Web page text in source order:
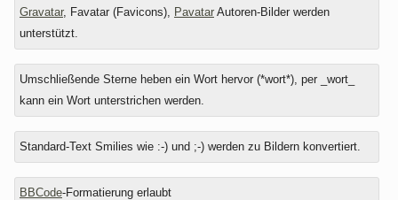
Gravatar, Favatar (Favicons), PavatarAutoren-Bilder werden
unterstützt.
Umschließende Sterne heben ein Wort hervor (*wort*), per _wort_
kann ein Wort unterstrichen werden.
Standard-Text Smilies wie :-) und ;-) werden zu Bildern konvertiert.
BBCode-Formatierung erlaubt